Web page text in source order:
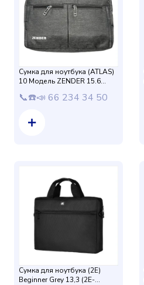
Сумка для ноутбука (ATLAS)
10 Модель ZENDER 15.6
📞☎️📣 66 234 34 50
Сумка для ноутбука (2E)
Beginner Grey 13,3 (2E-